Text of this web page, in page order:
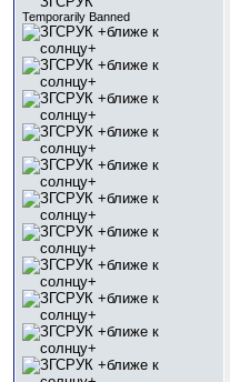
Temporarily Banned